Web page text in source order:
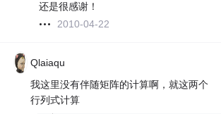
还是很感谢！
2010-04-22
Qlaiaqu
我这里没有伴随矩阵的计算啊，就这两个
行列式计算